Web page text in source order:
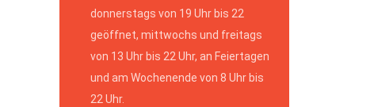
donnerstags von 19 Uhr bis 22
geöffnet, mittwochs und freitags
von 13 Uhr bis 22 Uhr, an Feiertagen
und am Wochenende von 8 Uhr bis
22 Uhr.